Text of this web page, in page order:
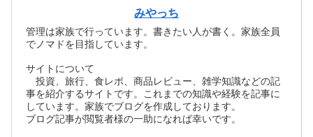
みやっち
管理は家族で行っています。書きたい人が書く。家族全員
でノマドを目指しています。
サイトについて
投資、旅行、食レポ、商品レビュー、雑学知識などの記
事を紹介するサイトです。これまでの知識や経験を記事に
しています。家族でブログを作成しております。
ブログ記事が閲覧者様の一助になれば幸いです。